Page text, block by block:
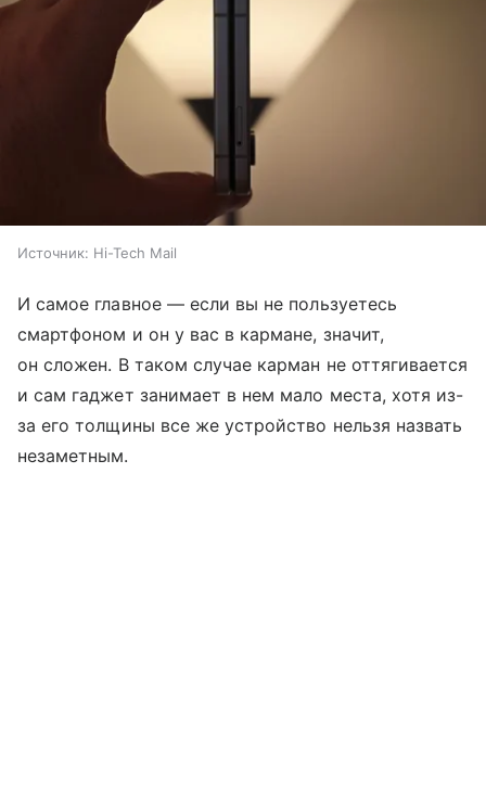
Источник: Hi-Tech Mail
И самое главное — если вы не пользуетесь
смартфоном и он у вас в кармане, значит,
он сложен. В таком случае карман не оттягивается
и сам гаджет занимает в нем мало места, хотя из-
за его толщины все же устройство нельзя назвать
незаметным.